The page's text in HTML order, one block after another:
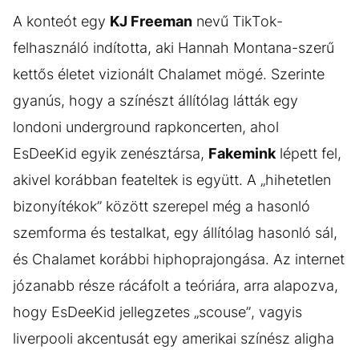
A konteót egy KJ Freeman nevű TikTok-
felhasználó indította, aki Hannah Montana-szerű
kettős életet vizionált Chalamet mögé. Szerinte
gyanús, hogy a színészt állítólag látták egy
londoni underground rapkoncerten, ahol
EsDeeKid egyik zenésztársa, Fakemink lépett fel,
akivel korábban feateltek is együtt. A „hihetetlen
bizonyítékok” között szerepel még a hasonló
szemforma és testalkat, egy állítólag hasonló sál,
és Chalamet korábbi hiphoprajongása. Az internet
józanabb része rácáfolt a teóriára, arra alapozva,
hogy EsDeeKid jellegzetes „scouse”, vagyis
liverpooli akcentusát egy amerikai színész aligha